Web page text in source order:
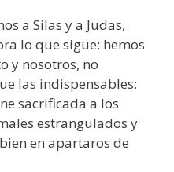
a Silas y a Judas,
lo que sigue: hemos
y nosotros, no
las indispensables:
sacrificada a los
estrangulados y
en apartaros de